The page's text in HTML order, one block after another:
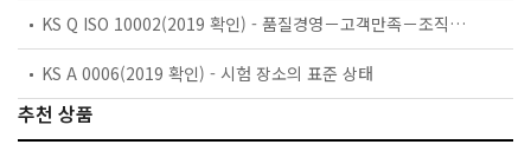
KS Q ISO 10002(2019 확인) - 품질경영－고객만족－조직의 불만처리에 대한 지침
KS A 0006(2019 확인) - 시험 장소의 표준 상태
추천 상품